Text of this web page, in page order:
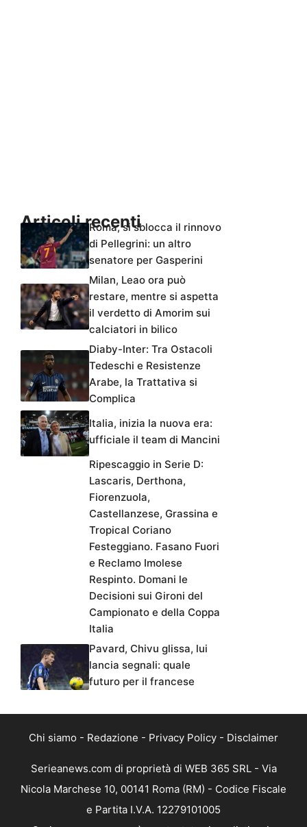
Articoli recentiRoma, si sblocca il rinnovo
di Pellegrini: un altro
senatore per Gasperini
Milan, Leao ora può
restare, mentre si aspetta
il verdetto di Amorim sui
calciatori in bilico
Diaby-Inter: Tra Ostacoli
Tedeschi e Resistenze
Arabe, la Trattativa si
Complica
Italia, inizia la nuova era:
ufficiale il team di Mancini
Ripescaggio in Serie D:
Lascaris, Derthona,
Fiorenzuola,
Castellanzese, Grassina e
Tropical Coriano
Festeggiano. Fasano Fuori
e Reclamo Imolese
Respinto. Domani le
Decisioni sui Gironi del
Campionato e della Coppa
Italia
Pavard, Chivu glissa, lui
lancia segnali: quale
futuro per il francese
Chi siamo - Redazione - Privacy Policy - Disclaimer
Serieanews.com di proprietà di WEB 365 SRL - Via
Nicola Marchese 10, 00141 Roma (RM) - Codice Fiscale
e Partita I.V.A. 12279101005